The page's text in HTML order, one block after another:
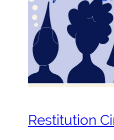
Restitution